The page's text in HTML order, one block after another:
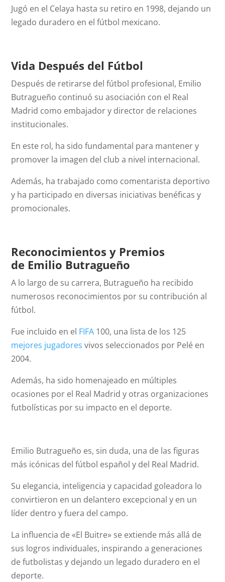
Jugó en el Celaya hasta su retiro en 1998, dejando un
legado duradero en el fútbol mexicano.
Vida Después del Fútbol
Después de retirarse del fútbol profesional, Emilio
Butragueño continuó su asociación con el Real
Madrid como embajador y director de relaciones
institucionales.
En este rol, ha sido fundamental para mantener y
promover la imagen del club a nivel internacional.
Además, ha trabajado como comentarista deportivo
y ha participado en diversas iniciativas benéficas y
promocionales.
Reconocimientos y Premios
de Emilio Butragueño
A lo largo de su carrera, Butragueño ha recibido
numerosos reconocimientos por su contribución al
fútbol.
Fue incluido en el FIFA 100, una lista de los 125
mejores jugadores vivos seleccionados por Pelé en
2004.
Además, ha sido homenajeado en múltiples
ocasiones por el Real Madrid y otras organizaciones
futbolísticas por su impacto en el deporte.
Emilio Butragueño es, sin duda, una de las figuras
más icónicas del fútbol español y del Real Madrid.
Su elegancia, inteligencia y capacidad goleadora lo
convirtieron en un delantero excepcional y en un
líder dentro y fuera del campo.
La influencia de «El Buitre» se extiende más allá de
sus logros individuales, inspirando a generaciones
de futbolistas y dejando un legado duradero en el
deporte.